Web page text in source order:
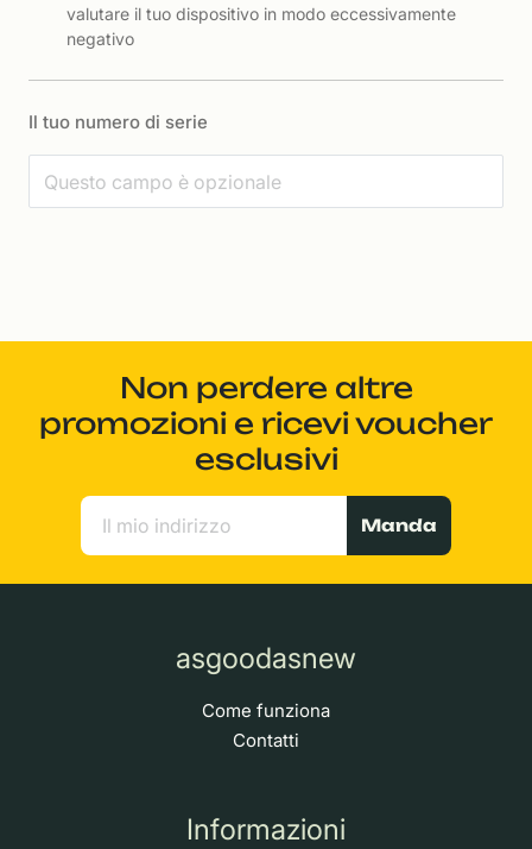
valutare il tuo dispositivo in modo eccessivamente
negativo
Il tuo numero di serie
Non perdere altre
promozioni e ricevi voucher
esclusivi
Manda
asgoodasnew
Come funziona
Contatti
Informazioni